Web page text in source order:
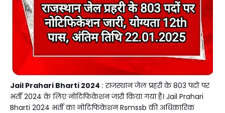
Jail Prahari Bharti 2024 : राजस्थान जेल प्रहरी के 803 पदों पर
भर्ती 2024 के लिए नोटिफिकेशन जारी किया गया है। Jail Prahari
Bharti 2024 भर्ती का नोटिफिकेशन Rsmssb की अधिकारिक